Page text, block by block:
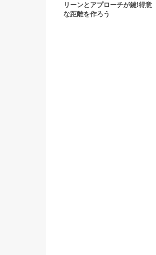
リーンとアプローチが鍵!得意
な距離を作ろう